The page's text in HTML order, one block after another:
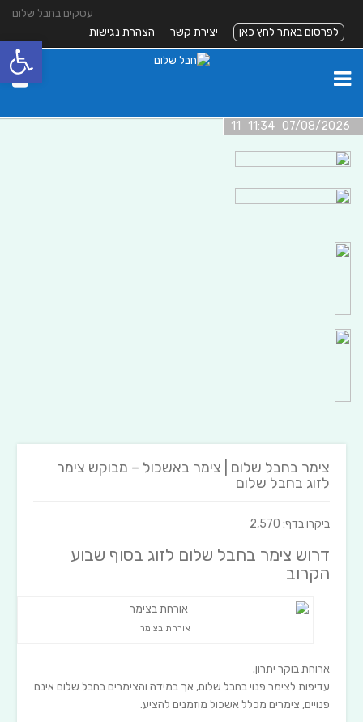
עסקים בחבל שלום
לפרסום באתר לחץ כאן
יצירת קשר הצהרת נגישות
07/08/2026 11:34 11
צימר בחבל שלום | צימר באשכול – מבוקש צימר
לזוג בחבל שלום
ביקרו בדף: 2,570
דרוש צימר בחבל שלום לזוג בסוף שבוע
הקרוב
אורחת בצימר
ארוחת בוקר יתרון.
עדיפות לצימר פנוי בחבל שלום, אך במידה והצימרים בחבל שלום אינם
פנויים, צימרים מכלל אשכול מוזמנים להציע.
פתח